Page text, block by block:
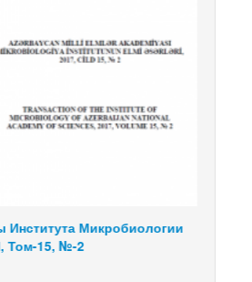
Института Микробиологии
Том-15, №-2